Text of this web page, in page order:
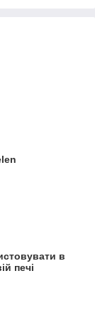
в
печі